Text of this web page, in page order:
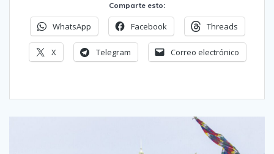
Comparte esto:
WhatsApp Facebook Threads
X Telegram Correo electrónico